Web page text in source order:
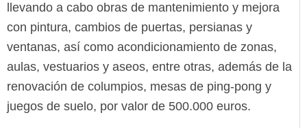
llevando a cabo obras de mantenimiento y mejora
con pintura, cambios de puertas, persianas y
ventanas, así como acondicionamiento de zonas,
aulas, vestuarios y aseos, entre otras, además de la
renovación de columpios, mesas de ping-pong y
juegos de suelo, por valor de 500.000 euros.